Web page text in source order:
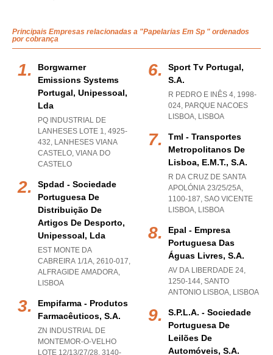
Principais Empresas relacionadas a "Papelarias Em Sp " ordenados
por cobrança
Borgwarner
Emissions Systems
Portugal, Unipessoal,
Lda
PQ INDUSTRIAL DE
LANHESES LOTE 1, 4925-
432, LANHESES VIANA
CASTELO, VIANA DO
CASTELO
Spdad - Sociedade
Portuguesa De
Distribuição De
Artigos De Desporto,
Unipessoal, Lda
EST MONTE DA
CABREIRA 1/1A, 2610-017,
ALFRAGIDE AMADORA,
LISBOA
Empifarma - Produtos
Farmacêuticos, S.a.
ZN INDUSTRIAL DE
MONTEMOR-O-VELHO
LOTE 12/13/27/28, 3140-
Sport Tv Portugal,
S.a.
R PEDRO E INÊS 4, 1998-
024, PARQUE NACOES
LISBOA, LISBOA
Tml - Transportes
Metropolitanos De
Lisboa, E.m.t., S.a.
R DA CRUZ DE SANTA
APOLÓNIA 23/25/25A,
1100-187, SAO VICENTE
LISBOA, LISBOA
Epal - Empresa
Portuguesa Das
Águas Livres, S.a.
AV DA LIBERDADE 24,
1250-144, SANTO
ANTONIO LISBOA, LISBOA
S.p.l.a. - Sociedade
Portuguesa De
Leilões De
Automóveis, S.a.